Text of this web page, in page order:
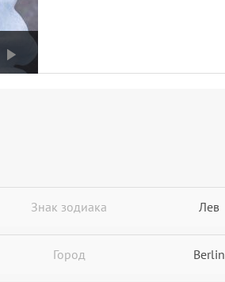
Знак зодиака Лев
Город Berlin